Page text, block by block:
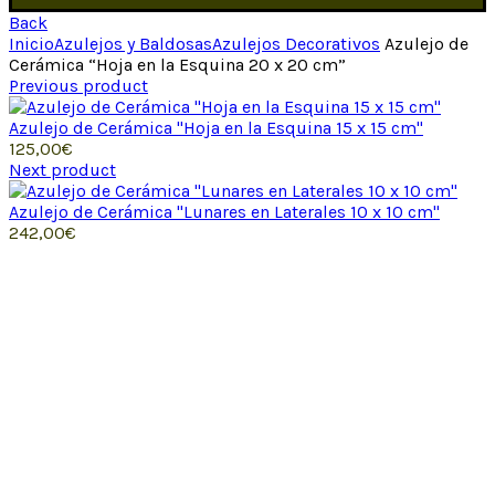
Back
InicioAzulejos y BaldosasAzulejos Decorativos Azulejo de
Cerámica “Hoja en la Esquina 20 x 20 cm”
Previous product
Azulejo de Cerámica "Hoja en la Esquina 15 x 15 cm"
125,00€
Next product
Azulejo de Cerámica "Lunares en Laterales 10 x 10 cm"
242,00€